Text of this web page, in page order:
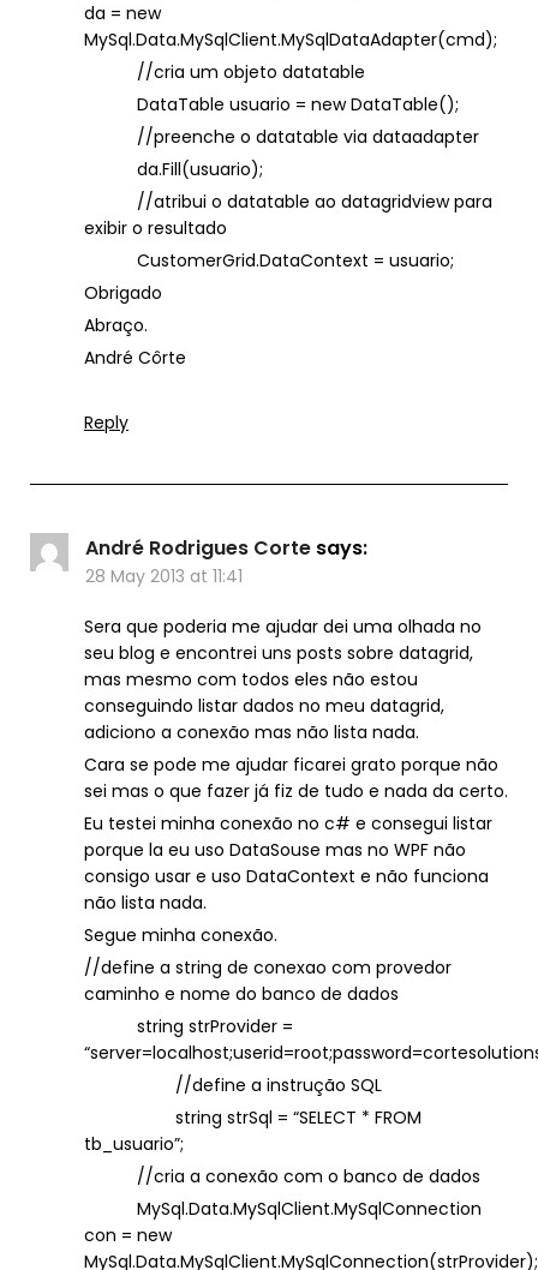
da = new
MySql.Data.MySqlClient.MySqlDataAdapter(cmd);
//cria um objeto datatable
DataTable usuario = new DataTable();
//preenche o datatable via dataadapter
da.Fill(usuario);
//atribui o datatable ao datagridview para
exibir o resultado
CustomerGrid.DataContext = usuario;
Obrigado
Abraço.
André Côrte
Reply
André Rodrigues Corte says:
28 May 2013 at 11:41
Sera que poderia me ajudar dei uma olhada no
seu blog e encontrei uns posts sobre datagrid,
mas mesmo com todos eles não estou
conseguindo listar dados no meu datagrid,
adiciono a conexão mas não lista nada.
Cara se pode me ajudar ficarei grato porque não
sei mas o que fazer já fiz de tudo e nada da certo.
Eu testei minha conexão no c# e consegui listar
porque la eu uso DataSouse mas no WPF não
consigo usar e uso DataContext e não funciona
não lista nada.
Segue minha conexão.
//define a string de conexao com provedor
caminho e nome do banco de dados
string strProvider =
//define a instrução SQL
string strSql = “SELECT * FROM
tb_usuario”;
//cria a conexão com o banco de dados
MySql.Data.MySqlClient.MySqlConnection
con = new
MySql.Data.MySqlClient.MySqlConnection(strProvider);